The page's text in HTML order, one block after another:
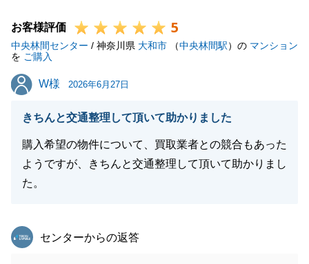
お客様評価 5
中央林間センター / 神奈川県 大和市 （中央林間駅）の マンション
を ご購入
W様
W様 2026年6月27日
きちんと交通整理して頂いて助かりました
購入希望の物件について、買取業者との競合もあった
ようですが、きちんと交通整理して頂いて助かりまし
た。
東急リバブル
センターからの返答